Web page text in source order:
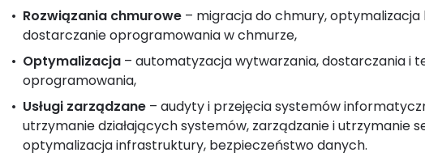
Rozwiązania chmurowe– migracja do chmury, optymalizacja
dostarczanie oprogramowania w chmurze,
Optymalizacja– automatyzacja wytwarzania, dostarczania i
oprogramowania,
Usługi zarządzane– audyty i przejęcia systemów
utrzymanie działających systemów, zarządzanie i utrzymanie
optymalizacja infrastruktury, bezpieczeństwo danych.